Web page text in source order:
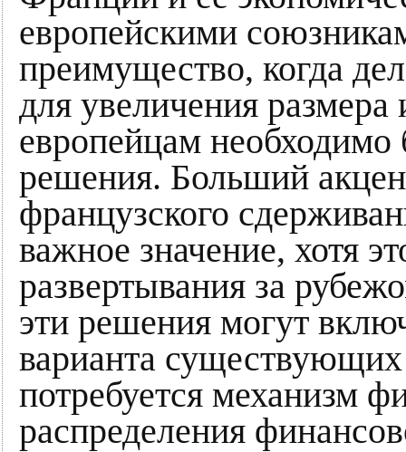
европейскими
преимущество, когда
для увеличения размера
европейцам необходимо
решения. Больший
французского
важное значение, хотя
развертывания за
эти решения могут
варианта
потребуется механизм
распределения